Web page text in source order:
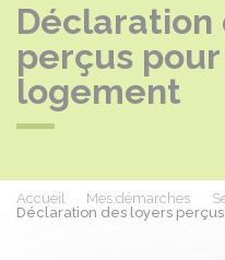
Déclaration
perçus
logement
Accueil Mes démarches
Déclaration des loyers